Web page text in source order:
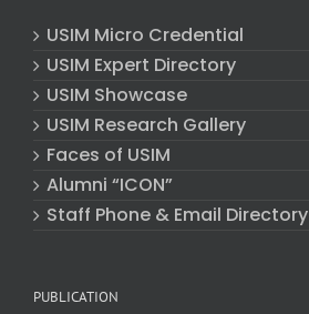
USIM Micro Credential
USIM Expert Directory
USIM Showcase
USIM Research Gallery
Faces of USIM
Alumni “ICON”
Staff Phone & Email Directory
PUBLICATION